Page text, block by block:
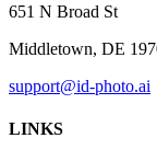
651 N Broad St
Middletown, DE
support@id-photo.ai
LINKS